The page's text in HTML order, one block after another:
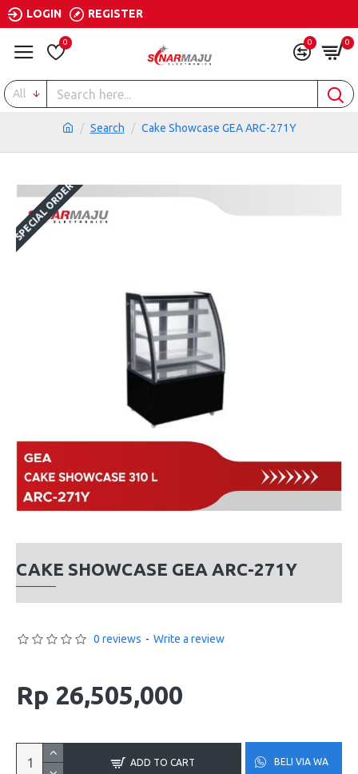
LOGIN REGISTER
0 0 0
All
Search Cake Showcase GEA ARC-271Y
SPECIAL ORDER
CAKE SHOWCASE GEA ARC-271Y
0 reviews - Write a review
Rp 26,505,000
ADD TO CART BELI VIA WA